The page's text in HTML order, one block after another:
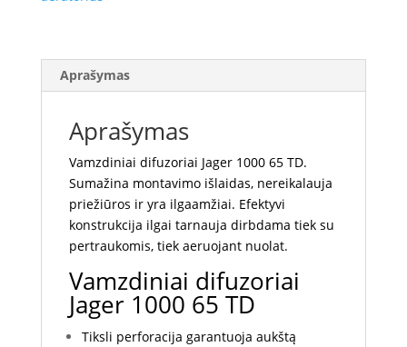
Aprašymas
Aprašymas
Vamzdiniai difuzoriai Jager 1000 65 TD.
Sumažina montavimo išlaidas, nereikalauja
priežiūros ir yra ilgaamžiai. Efektyvi
konstrukcija ilgai tarnauja dirbdama tiek su
pertraukomis, tiek aeruojant nuolat.
Vamzdiniai difuzoriai
Jager 1000 65 TD
Tiksli perforacija garantuoja aukštą